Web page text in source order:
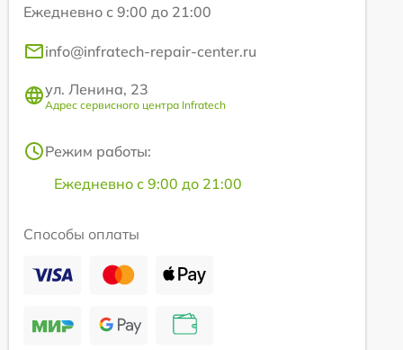
Ежедневно с 9:00 до 21:00
info@infratech-repair-center.ru
ул. Ленина, 23
Адрес сервисного центра Infratech
Режим работы:
Ежедневно с 9:00 до 21:00
Способы оплаты